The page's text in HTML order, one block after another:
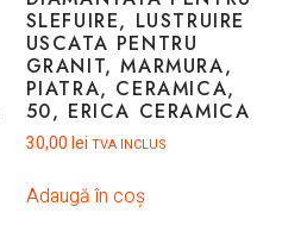
SLEFUIRE, LUSTRUIRE
USCATA PENTRU
GRANIT, MARMURA,
PIATRA, CERAMICA,
50, ERICA CERAMICA
30,00 lei TVA INCLUS
Adaugă în coș